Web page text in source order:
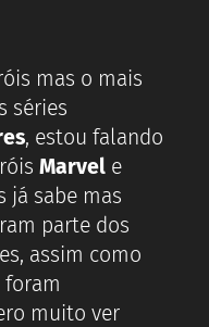
mas o mais
séries
, estou falando
Marvele
já sabe mas
parte dos
assim como
foram
muito ver